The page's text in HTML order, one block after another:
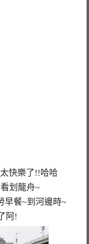
快樂了!!哈哈
划龍舟~
早餐~到河邊時~
阿!